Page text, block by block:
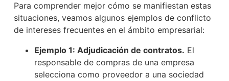
Para comprender mejor cómo se manifiestan estas
situaciones, veamos algunos ejemplos de conflicto
de intereses frecuentes en el ámbito empresarial:
Ejemplo 1: Adjudicación de contratos. El
responsable de compras de una empresa
selecciona como proveedor a una sociedad